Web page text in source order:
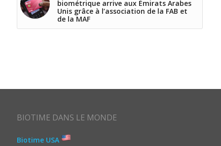
biométrique arrive aux Émirats Arabes
Unis grâce à l’association de la FAB et
de la MAF
BIOTIME DANS LE MONDE
Biotime USA